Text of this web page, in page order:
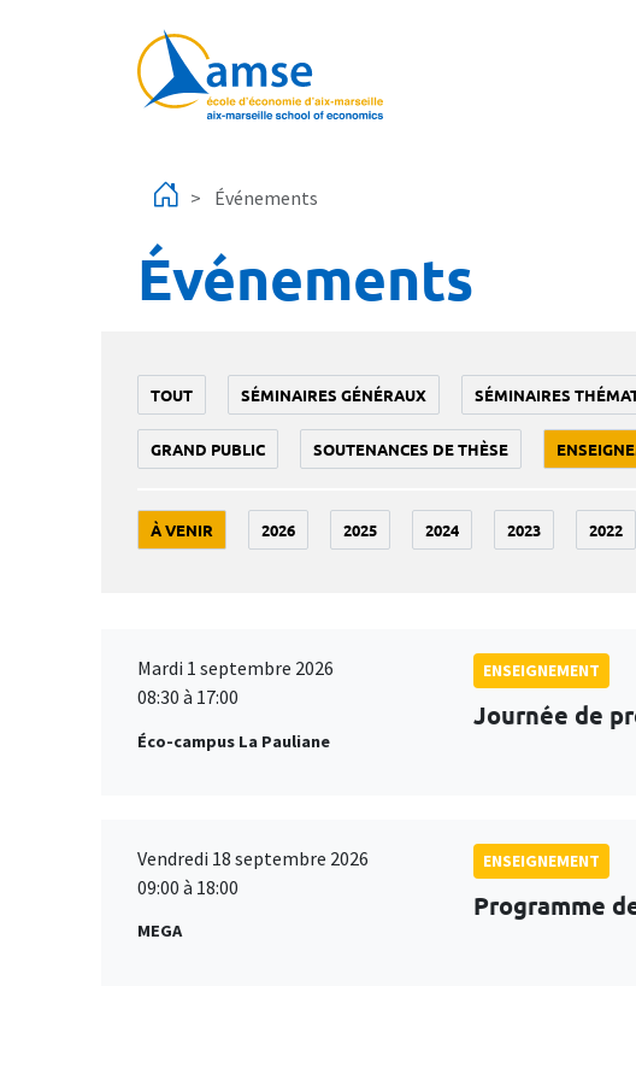
Événements
Événements
TOUT SÉMINAIRES GÉNÉRAUX SÉMINAIRES
GRAND PUBLIC SOUTENANCES DE THÈSE
À VENIR 2026 2025 2024 2023 2022
Mardi 1 septembre 2026
08:30 à 17:00
Éco-campus La Pauliane
ENSEIGNEMENT
Journée de
Vendredi 18 septembre 2026
09:00 à 18:00
MEGA
ENSEIGNEMENT
Programme